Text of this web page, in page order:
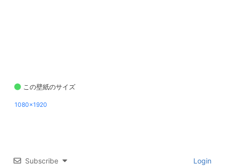
この壁紙のサイズ
1080x1920
Subscribe Login